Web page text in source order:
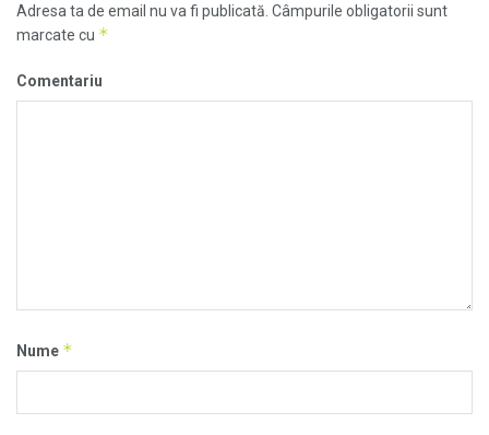
Adresa ta de email nu va fi publicată. Câmpurile obligatorii sunt
marcate cu *
Comentariu
Nume *